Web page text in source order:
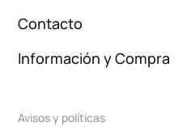
Contacto
Información y Compra
Avisos y políticas